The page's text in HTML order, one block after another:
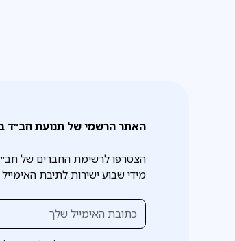
האתר הרשמי של תנועת חב״ד
הצטרפו לרשימת החברים של
מידי שבוע ישירות לתיבת